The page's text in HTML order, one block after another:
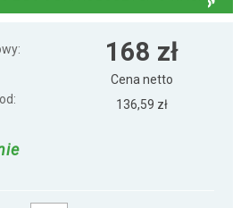
168 zł
Cena netto
136,59 zł